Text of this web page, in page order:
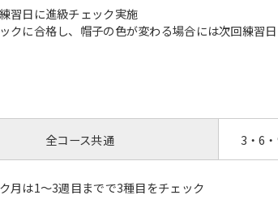
習日に進級チェック実施
クに合格し、帽子の色が変わる場合には次回練習
全コース共通 3・6
月は1～3週目までで3種目をチェック